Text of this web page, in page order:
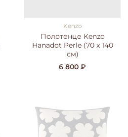
Kenzo
Полотенце Kenzo
Hanadot Perle (70 x 140
см)
6 800 ₽